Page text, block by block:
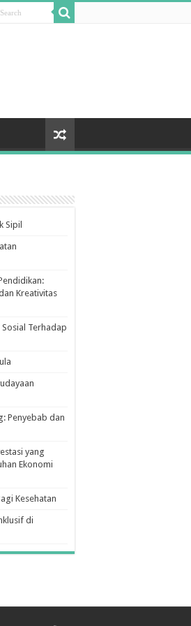
Sipil
Kreativitas
Terhadap
Penyebab dan
yang
Ekonomi
Kesehatan
di